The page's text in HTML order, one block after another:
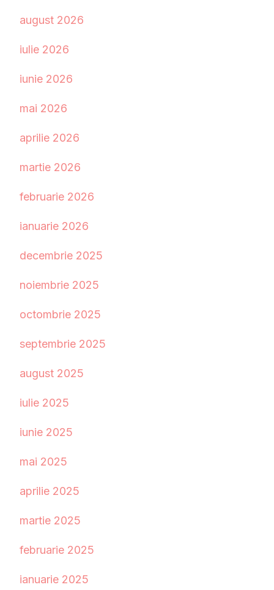
august 2026
iulie 2026
iunie 2026
mai 2026
aprilie 2026
martie 2026
februarie 2026
ianuarie 2026
decembrie 2025
noiembrie 2025
octombrie 2025
septembrie 2025
august 2025
iulie 2025
iunie 2025
mai 2025
aprilie 2025
martie 2025
februarie 2025
ianuarie 2025